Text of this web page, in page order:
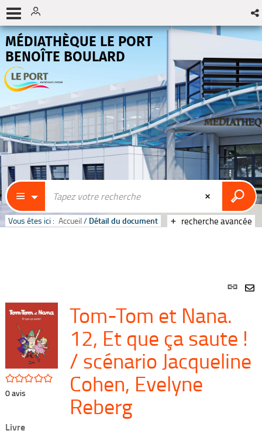
MÉDIATHÈQUE LE PORT
BENOÎTE BOULARD
recherche avancée
Vous êtes ici : Accueil / Détail du document
Lien
/5
0avis
Tom-Tom et Nana.
12, Et que ça saute !
/ scénario Jacqueline
Cohen, Evelyne
Reberg
Livre